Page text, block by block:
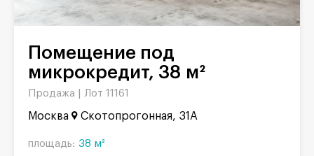
Помещение под
микрокредит, 38 м²
Продажа | Лот 11161
Москва Скотопрогонная, 31А
площадь: 38 м²